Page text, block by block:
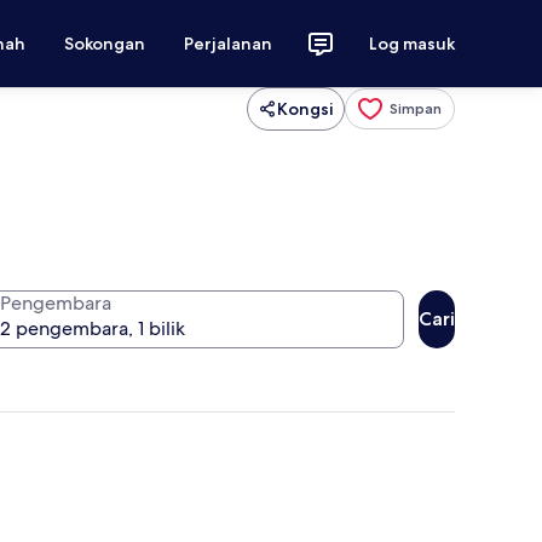
Sokongan Perjalanan Log masuk
Kongsi Simpan
Pengembara
Cari